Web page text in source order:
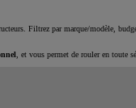
Filtrez par marque/modèle,
, et vous permet de rouler en toute